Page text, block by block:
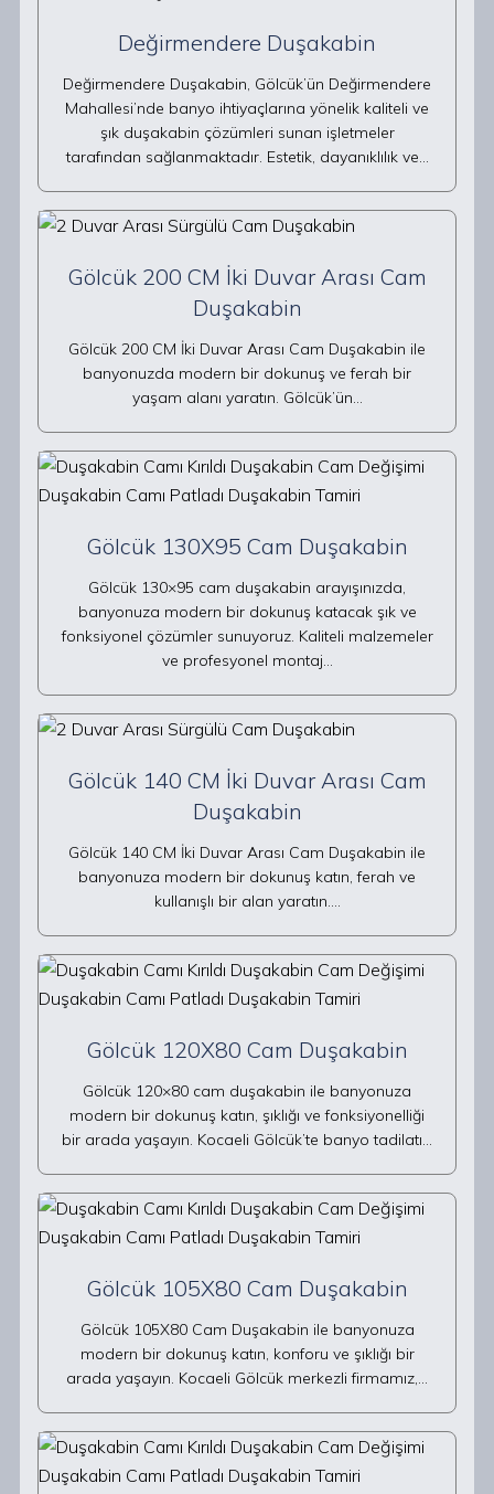
Değirmendere Duşakabin
Değirmendere Duşakabin, Gölcük’ün Değirmendere
Mahallesi’nde banyo ihtiyaçlarına yönelik kaliteli ve
şık duşakabin çözümleri sunan işletmeler
tarafından sağlanmaktadır. Estetik, dayanıklılık ve…
Gölcük 200 CM İki Duvar Arası Cam
Duşakabin
Gölcük 200 CM İki Duvar Arası Cam Duşakabin ile
banyonuzda modern bir dokunuş ve ferah bir
yaşam alanı yaratın. Gölcük’ün…
Gölcük 130X95 Cam Duşakabin
Gölcük 130×95 cam duşakabin arayışınızda,
banyonuza modern bir dokunuş katacak şık ve
fonksiyonel çözümler sunuyoruz. Kaliteli malzemeler
ve profesyonel montaj…
Gölcük 140 CM İki Duvar Arası Cam
Duşakabin
Gölcük 140 CM İki Duvar Arası Cam Duşakabin ile
banyonuza modern bir dokunuş katın, ferah ve
kullanışlı bir alan yaratın.…
Gölcük 120X80 Cam Duşakabin
Gölcük 120×80 cam duşakabin ile banyonuza
modern bir dokunuş katın, şıklığı ve fonksiyonelliği
bir arada yaşayın. Kocaeli Gölcük’te banyo tadilatı…
Gölcük 105X80 Cam Duşakabin
Gölcük 105X80 Cam Duşakabin ile banyonuza
modern bir dokunuş katın, konforu ve şıklığı bir
arada yaşayın. Kocaeli Gölcük merkezli firmamız,…